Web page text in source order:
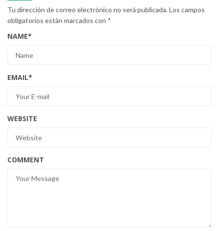
Tu dirección de correo electrónico no será publicada.Los campos
obligatorios están marcados con *
NAME*
EMAIL*
WEBSITE
COMMENT